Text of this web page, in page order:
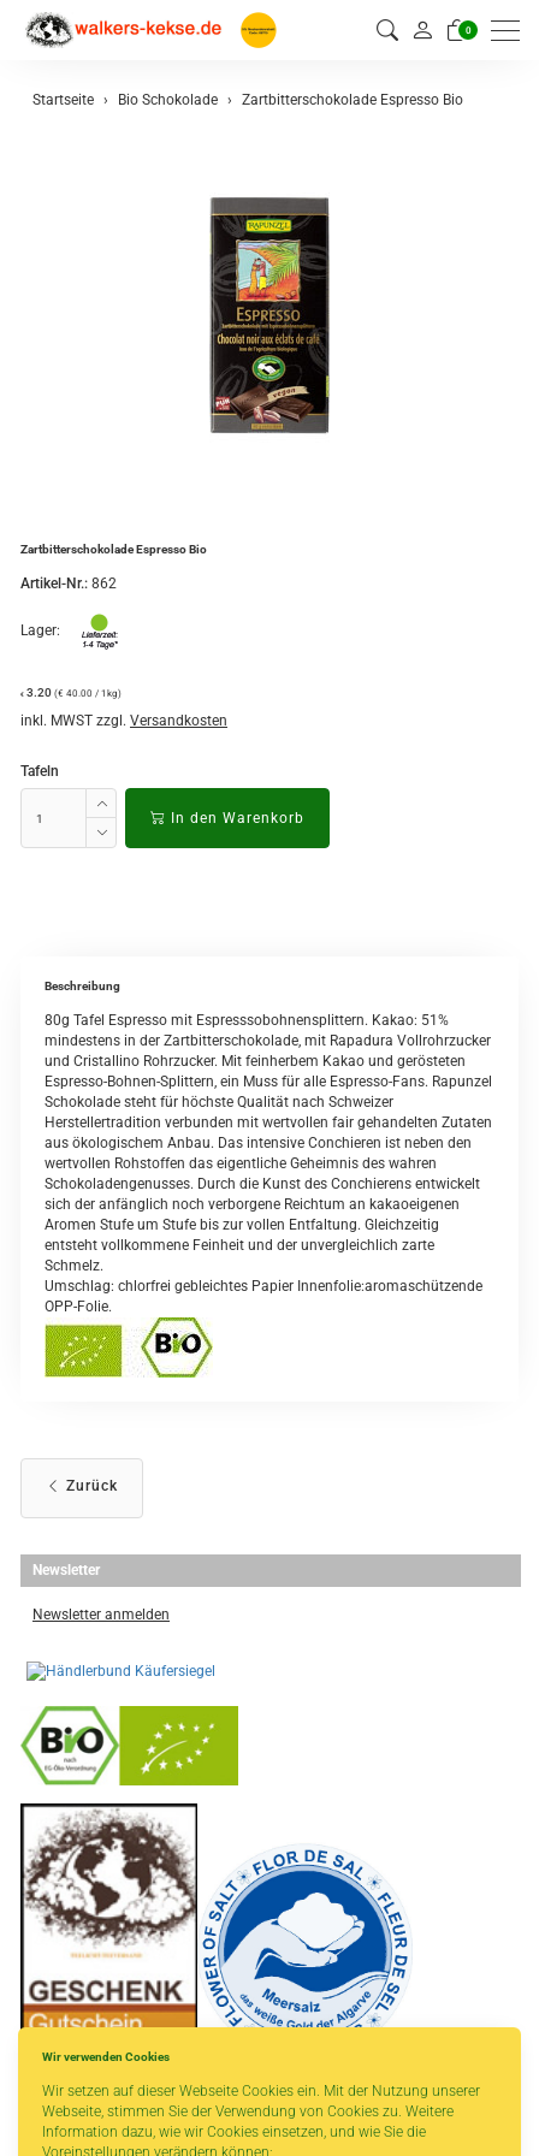
Wir verwenden Cookies
Wir setzen auf dieser Webseite Cookies ein. Mit der Nutzung unserer
Webseite, stimmen Sie der Verwendung von Cookies zu. Weitere
Information dazu, wie wir Cookies einsetzen, und wie Sie die
Voreinstellungen verändern können:
0
Startseite Bio Schokolade Zartbitterschokolade Espresso Bio
Zartbitterschokolade Espresso Bio
Artikel-Nr.: 862
Lager:
€ 3.20 (€ 40.00 / 1kg)
inkl. MWST zzgl. Versandkosten
Tafeln
In den Warenkorb
Beschreibung
80g Tafel Espresso mit Espresssobohnensplittern. Kakao: 51%
mindestens in der Zartbitterschokolade, mit Rapadura Vollrohrzucker
und Cristallino Rohrzucker. Mit feinherbem Kakao und gerösteten
Espresso-Bohnen-Splittern, ein Muss für alle Espresso-Fans. Rapunzel
Schokolade steht für höchste Qualität nach Schweizer
Herstellertradition verbunden mit wertvollen fair gehandelten Zutaten
aus ökologischem Anbau. Das intensive Conchieren ist neben den
wertvollen Rohstoffen das eigentliche Geheimnis des wahren
Schokoladengenusses. Durch die Kunst des Conchierens entwickelt
sich der anfänglich noch verborgene Reichtum an kakaoeigenen
Aromen Stufe um Stufe bis zur vollen Entfaltung. Gleichzeitig
entsteht vollkommene Feinheit und der unvergleichlich zarte
Schmelz.
Umschlag: chlorfrei gebleichtes Papier Innenfolie:aromaschützende
OPP-Folie.
Zurück
Newsletter
Newsletter anmelden